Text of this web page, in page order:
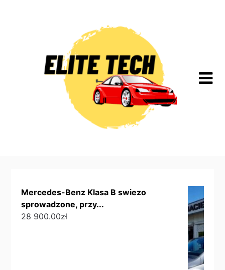
Mercedes-Benz Klasa B swiezo
sprowadzone, przy...
28 900.00zł